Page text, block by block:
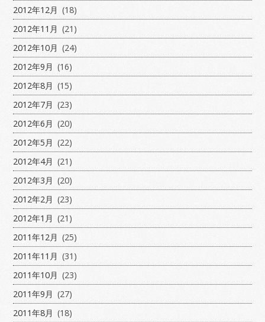
2012年12月 (18)
2012年11月 (21)
2012年10月 (24)
2012年9月 (16)
2012年8月 (15)
2012年7月 (23)
2012年6月 (20)
2012年5月 (22)
2012年4月 (21)
2012年3月 (20)
2012年2月 (23)
2012年1月 (21)
2011年12月 (25)
2011年11月 (31)
2011年10月 (23)
2011年9月 (27)
2011年8月 (18)